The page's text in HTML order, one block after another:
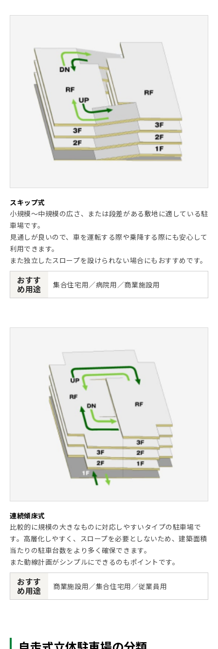
スキップ式
小規模～中規模の広さ、または段差がある敷地に適している駐
車場です。
見通しが良いので、車を運転する際や乗降する際にも安心して
利用できます。
また独立したスロープを設けられない場合にもおすすめです。
おすす
め用途 集合住宅用／病院用／商業施設用
連続傾床式
比較的に規模の大きなものに対応しやすいタイプの駐車場で
す。高層化しやすく、スロープを必要としないため、建築面積
当たりの駐車台数をより多く確保できます。
また動線計画がシンプルにできるのもポイントです。
おすす
め用途 商業施設用／集合住宅用／従業員用